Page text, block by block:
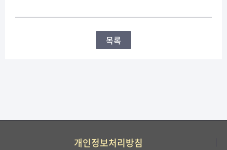
목록
개인정보처리방침